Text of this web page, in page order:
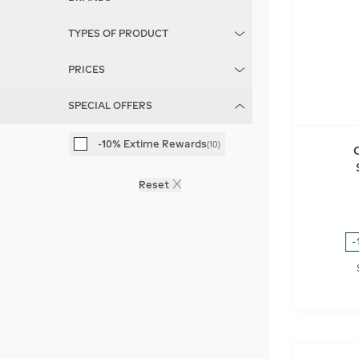
TYPES OF PRODUCT
Eau de Parfum
PRICES
SPECIAL OFFERS
-10% Extime Rewards(10)
Reset
-